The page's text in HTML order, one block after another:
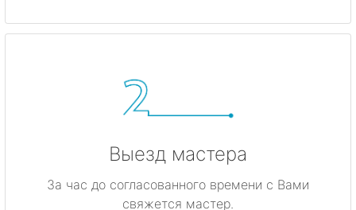
Выезд мастера
За час до согласованного времени с Вами
свяжется мастер.